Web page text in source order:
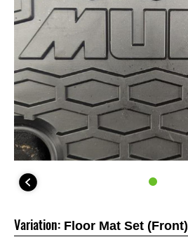
Variation: Floor Mat Set (Front)